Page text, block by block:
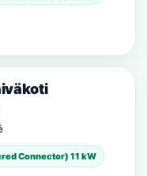
Connector) 11 kW